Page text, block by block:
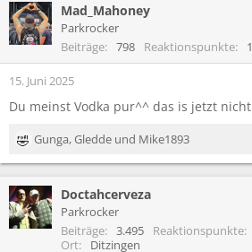
Mad_Mahoney
Parkrocker
Beiträge
798 Reaktionspunkte
15. Juni 2025
Du meinst Vodka pur^^ das is jetzt
R
e
k
t
i
Gunga,Gledde und Mike1893
Doctahcerveza
Parkrocker
Beiträge
3.495 Reaktionspunkte
Ort
Ditzingen